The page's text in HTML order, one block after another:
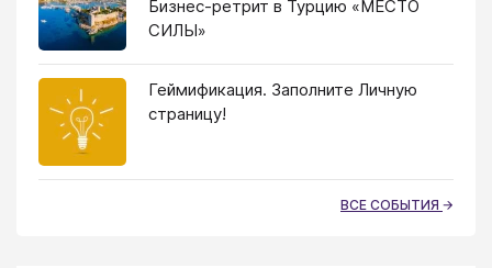
Бизнес-ретрит в Турцию «МЕСТО
СИЛЫ»
Геймификация. Заполните Личную
страницу!
ВСЕ СОБЫТИЯ